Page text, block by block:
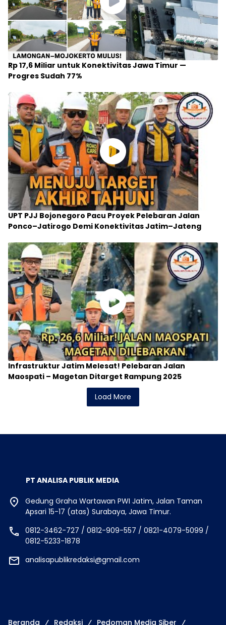
Rp 17,6 Miliar untuk Konektivitas Jawa Timur —
Progres Sudah 77%
UPT PJJ Bojonegoro Pacu Proyek Pelebaran Jalan
Ponco–Jatirogo Demi Konektivitas Jatim–Jateng
Infrastruktur Jatim Melesat! Pelebaran Jalan
Maospati – Magetan Ditarget Rampung 2025
Load More
PT ANALISA PUBLIK MEDIA
Gedung Graha Wartawan PWI Jatim, Jalan Taman
Apsari 15-17 (atas) Surabaya, Jawa Timur.
0812-3462-727 / 0812-909-557 / 0821-4079-5099 /
0812-5233-1878
analisapublikredaksi@gmail.com
Beranda Redaksi Pedoman Media Siber